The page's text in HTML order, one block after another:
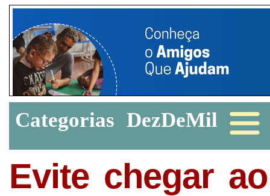
Categorias DezDeMil
Evite chegar